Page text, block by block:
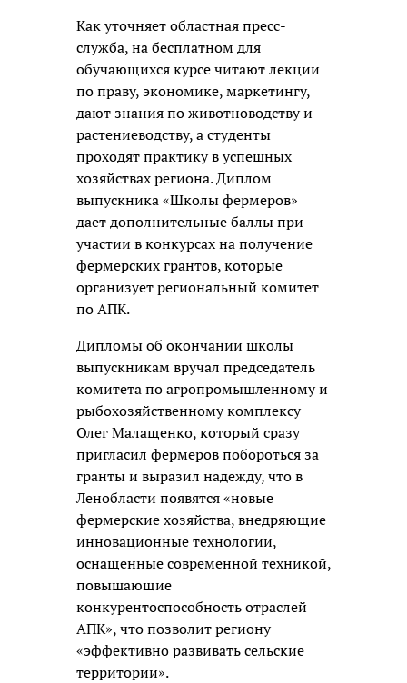
Как уточняет областная пресс-
служба, на бесплатном для
обучающихся курсе читают лекции
по праву, экономике, маркетингу,
дают знания по животноводству и
растениеводству, а студенты
проходят практику в успешных
хозяйствах региона. Диплом
выпускника «Школы фермеров»
дает дополнительные баллы при
участии в конкурсах на получение
фермерских грантов, которые
организует региональный комитет
по АПК.
Дипломы об окончании школы
выпускникам вручал председатель
комитета по агропромышленному и
рыбохозяйственному комплексу
Олег Малащенко, который сразу
пригласил фермеров побороться за
гранты и выразил надежду, что в
Ленобласти появятся «новые
фермерские хозяйства, внедряющие
инновационные технологии,
оснащенные современной техникой,
повышающие
конкурентоспособность отраслей
АПК», что позволит региону
«эффективно развивать сельские
территории».